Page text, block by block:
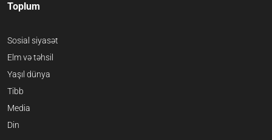
Toplum
Sosial siyasət
Elm və təhsil
Yaşıl dünya
Tibb
Media
Din